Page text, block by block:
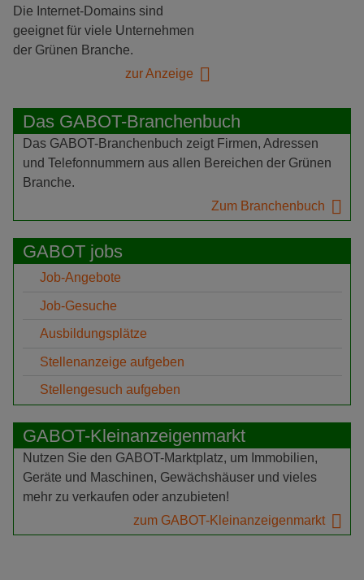
Die Internet-Domains sind
geeignet für viele Unternehmen
der Grünen Branche.
zur Anzeige
Das GABOT-Branchenbuch
Das GABOT-Branchenbuch zeigt Firmen, Adressen
und Telefonnummern aus allen Bereichen der Grünen
Branche.
Zum Branchenbuch
GABOT jobs
Job-Angebote
Job-Gesuche
Ausbildungsplätze
Stellenanzeige aufgeben
Stellengesuch aufgeben
GABOT-Kleinanzeigenmarkt
Nutzen Sie den GABOT-Marktplatz, um Immobilien,
Geräte und Maschinen, Gewächshäuser und vieles
mehr zu verkaufen oder anzubieten!
zum GABOT-Kleinanzeigenmarkt